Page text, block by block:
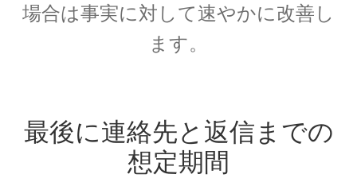
エドウィン・パウエル・ハッブル
_【赤方偏移を示し膨張宇宙論を論じ
エドワード・テラー
場合は事実に対して速やかに改善し
ます。
最後に連絡先と返信までの
想定期間